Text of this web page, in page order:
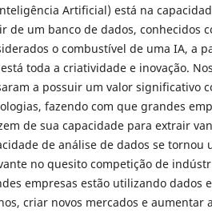
Artificial) está na
de um banco de dados, conhecidos
o combustível de uma IA, a
toda a criatividade e inovação.
a possuir um valor significativo
fazendo com que grandes
de sua capacidade para extrair
de análise de dados se tornou
no quesito competição de
empresas estão utilizando dados
criar novos mercados e aumentar